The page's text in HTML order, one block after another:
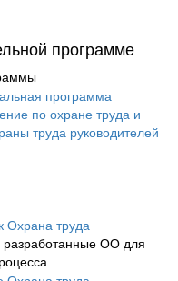
программе
программа
по охране труда и
труда руководителей
Охрана труда
разработанные ОО для